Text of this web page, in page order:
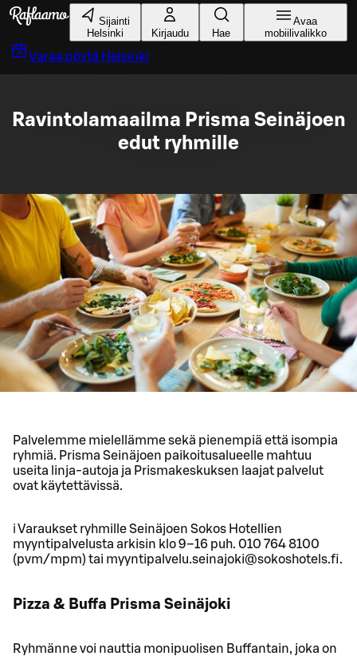
Siirry pääsisältöön
Sijainti
Helsinki
Kirjaudu Hae
Avaa
mobiilivalikko
Varaa pöytä Helsinki
Ravintolamaailma Prisma Seinäjoen
edut ryhmille
Palvelemme mielellämme sekä pienempiä että isompia
ryhmiä. Prisma Seinäjoen paikoitusalueelle mahtuu
useita linja-autoja ja Prismakeskuksen laajat palvelut
ovat käytettävissä.
ℹ️ Varaukset ryhmille Seinäjoen Sokos Hotellien
myyntipalvelusta arkisin klo 9–16 puh. 010 764 8100
(pvm/mpm) tai myyntipalvelu.seinajoki@sokoshotels.fi.
Pizza & Buffa Prisma Seinäjoki
Ryhmänne voi nauttia monipuolisen Buffantain, joka on